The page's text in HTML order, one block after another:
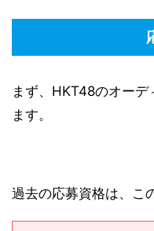
まず、HKT48のオーデ
ます。
過去の応募資格は、こ